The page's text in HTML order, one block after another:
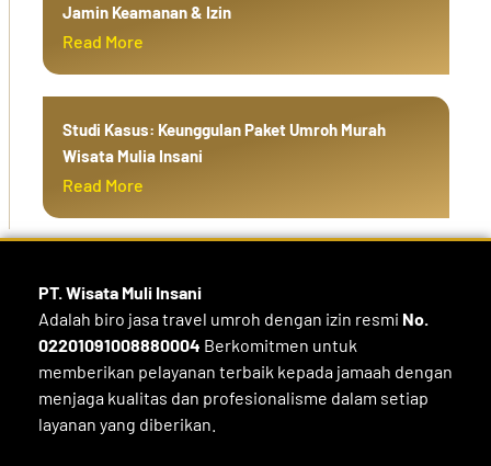
Jamin Keamanan & Izin
Read More
Studi Kasus: Keunggulan Paket Umroh Murah
Wisata Mulia Insani
Read More
PT. Wisata Muli Insani
Adalah biro jasa travel umroh dengan izin resmi No.
02201091008880004 Berkomitmen untuk
memberikan pelayanan terbaik kepada jamaah dengan
menjaga kualitas dan profesionalisme dalam setiap
layanan yang diberikan.